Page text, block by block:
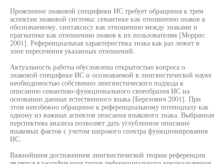
Прояснение знаковой специфики ИС требует обращения к трем
аспектам знаковой системы: семантике как отношению знаков к
обозначаемому, синтаксису как отношению между знаками и
прагматике как отношению знаков к их пользователям [Моррис
2001]. Референциальная характеристика знака как раз лежит в
зоне пересечения указанных отношений.
Актуальность работы обусловлена открытостью вопроса о
знаковой специфике ИС и осознаваемой в лингвистической науке
необходимостью собственно лингвистического подхода к
описанию семантико-функционального своеобразия ИС на
основании данных естественного языка [Березович 2001]. При
этом неизбежно обращение к референциальному потенциалу как
одному из важных аспектов описания языкового знака. Выбранная
перспектива анализа позволяет дать углубленное описание
языковых фактов с учетом широкого спектра функционирования
ИС.
Важнейшим достижением лингвистической теории референции